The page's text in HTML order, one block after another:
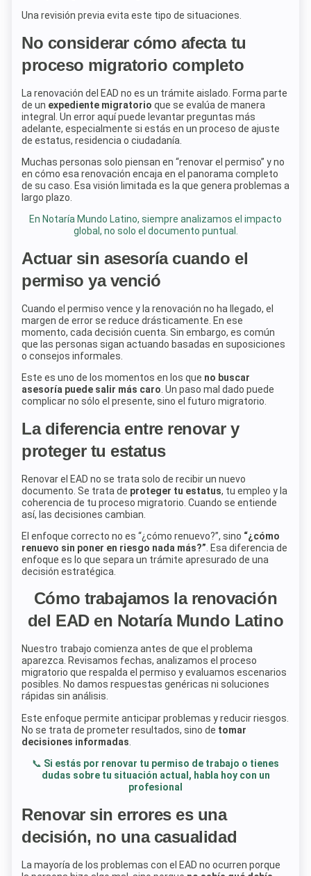
Una revisión previa evita este tipo de situaciones.
No considerar cómo afecta tu
proceso migratorio completo
La renovación del EAD no es un trámite aislado. Forma parte
de un expediente migratorio que se evalúa de manera
integral. Un error aquí puede levantar preguntas más
adelante, especialmente si estás en un proceso de ajuste
de estatus, residencia o ciudadanía.
Muchas personas solo piensan en “renovar el permiso” y no
en cómo esa renovación encaja en el panorama completo
de su caso. Esa visión limitada es la que genera problemas a
largo plazo.
En Notaría Mundo Latino, siempre analizamos el impacto
global, no solo el documento puntual.
Actuar sin asesoría cuando el
permiso ya venció
Cuando el permiso vence y la renovación no ha llegado, el
margen de error se reduce drásticamente. En ese
momento, cada decisión cuenta. Sin embargo, es común
que las personas sigan actuando basadas en suposiciones
o consejos informales.
Este es uno de los momentos en los que no buscar
asesoría puede salir más caro . Un paso mal dado puede
complicar no sólo el presente, sino el futuro migratorio.
La diferencia entre renovar y
proteger tu estatus
Renovar el EAD no se trata solo de recibir un nuevo
documento. Se trata de proteger tu estatus, tu empleo y la
coherencia de tu proceso migratorio. Cuando se entiende
así, las decisiones cambian.
El enfoque correcto no es “¿cómo renuevo?”, sino “¿cómo
renuevo sin poner en riesgo nada más?” . Esa diferencia de
enfoque es lo que separa un trámite apresurado de una
decisión estratégica.
Cómo trabajamos la renovación
del EAD en Notaría Mundo Latino
Nuestro trabajo comienza antes de que el problema
aparezca. Revisamos fechas, analizamos el proceso
migratorio que respalda el permiso y evaluamos escenarios
posibles. No damos respuestas genéricas ni soluciones
rápidas sin análisis.
Este enfoque permite anticipar problemas y reducir riesgos.
No se trata de prometer resultados, sino de tomar
decisiones informadas
📞 Si estás por renovar tu permiso de trabajo o tienes
dudas sobre tu situación actual, habla hoy con un
profesional
Renovar sin errores es una
decisión, no una casualidad
La mayoría de los problemas con el EAD no ocurren porque